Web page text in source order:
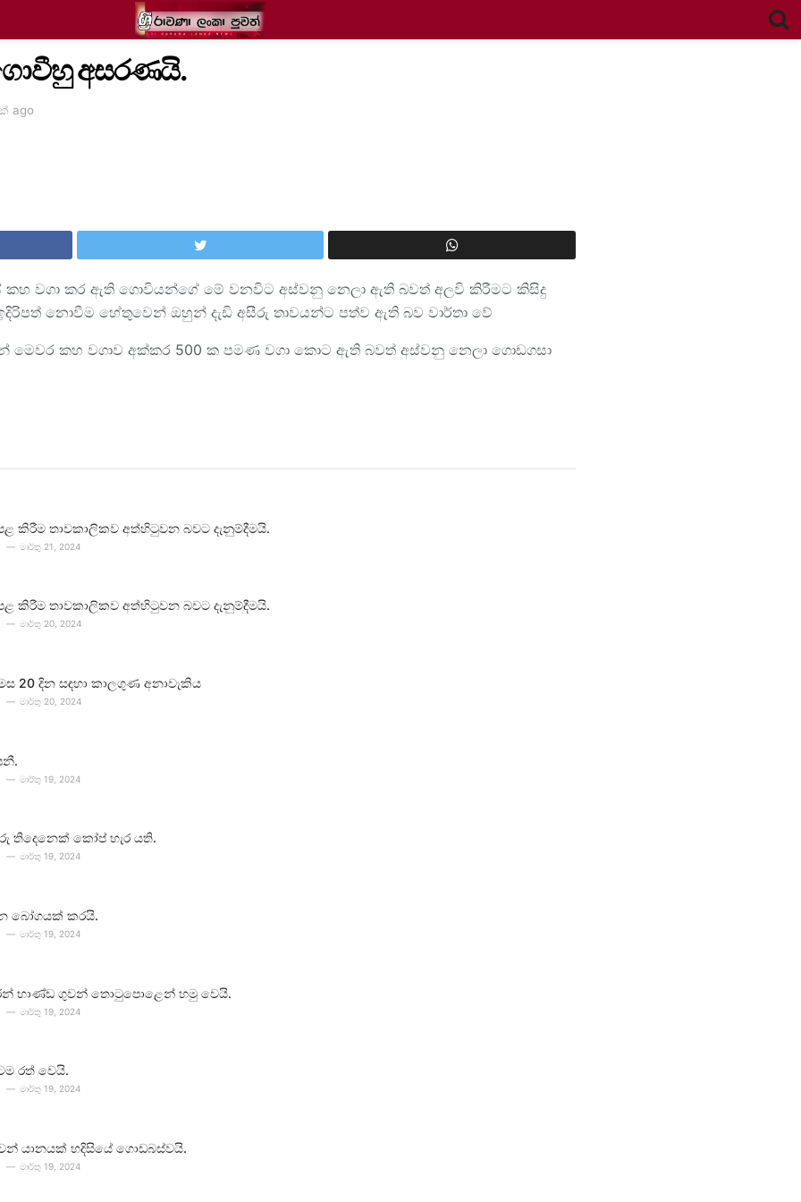
අසරණයි.
ago
කහ වගා කර ඇති ගොවියන්ගේ මේ වනවිට අස්වනු නෙලා ඇති බවත් අලවි කිරීමට කිසිදු
නොවීම හේතුවෙන් ඔහුන් දැඩි අසීරු තාවයන්ට පත්ව ඇති බව වාර්තා වේ
මෙවර කහ වගාව අක්කර 500 ක පමණ වගා කොට ඇති බවත් අස්වනු නෙලා ගොඩගසා
කිරීම තාවකාලිකව අත්හිටුවන බවට දැනුම්දීමයි.
මාර්තු 21, 2024
කිරීම තාවකාලිකව අත්හිටුවන බවට දැනුම්දීමයි.
මාර්තු 20, 2024
20 දින සඳහා කාලගුණ අනාවැකිය
මාර්තු 20, 2024
මාර්තු 19, 2024
තිදෙනෙක් කෝප් හැර යති.
මාර්තු 19, 2024
බෝගයක් කරයි.
මාර්තු 19, 2024
භාණ්ඩ ගුවන් තොටුපොළෙන් හමු වෙයි.
මාර්තු 19, 2024
රත් වෙයි.
මාර්තු 19, 2024
යානයක් හදිසියේ ගොඩබස්වයි.
මාර්තු 19, 2024